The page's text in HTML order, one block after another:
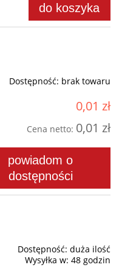
do koszyka
Dostępność: brak towaru
0,01 zł
Cena netto: 0,01 zł
powiadom o
dostępności
Dostępność: duża ilość
Wysyłka w: 48 godzin